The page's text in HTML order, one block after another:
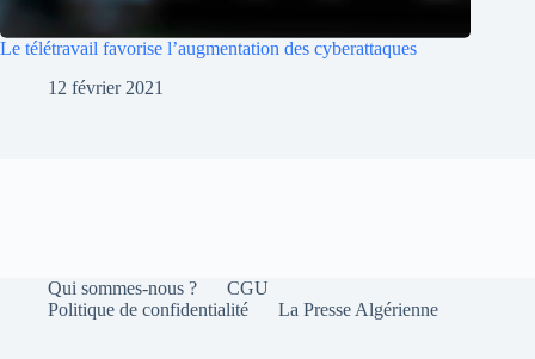
Le télétravail favorise l’augmentation des cyberattaques
12 février 2021
Qui sommes-nous ?
CGU
Politique de confidentialité
La Presse Algérienne